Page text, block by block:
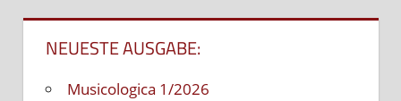
NEUESTE AUSGABE:
Musicologica 1/2026